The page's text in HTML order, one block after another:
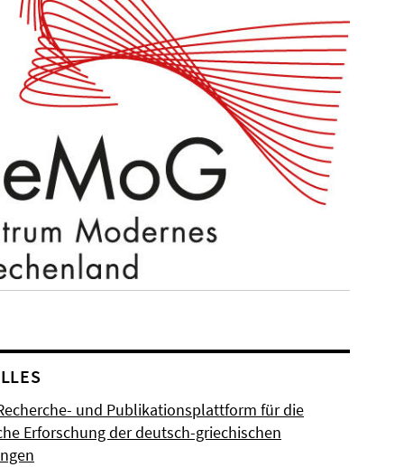
und Publikationsplattform für die
Erforschung der deutsch-griechischen